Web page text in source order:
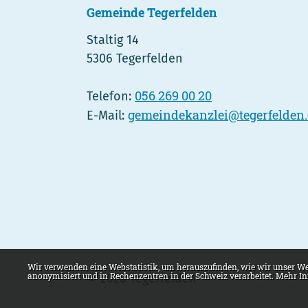
Gemeinde Tegerfelden
Staltig 14
5306 Tegerfelden
Telefon: 056 269 00 20
E-Mail:
© 2026 Tegerfelden
Webstatistik
Wir verwenden eine Webstatistik, um herauszufinden, wie wir unser
anonymisiert und in Rechenzentren in der Schweiz verarbeitet. Mehr